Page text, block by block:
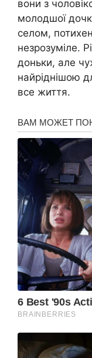
вони з
молодшої
селом,
незрозуміле.
доньки, але
найріднішою
все життя.